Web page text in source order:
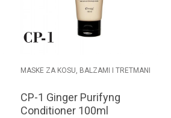
MASKE ZA KOSU, BALZAMI I TRETMANI
CP-1 Ginger Purifyng
Conditioner 100ml